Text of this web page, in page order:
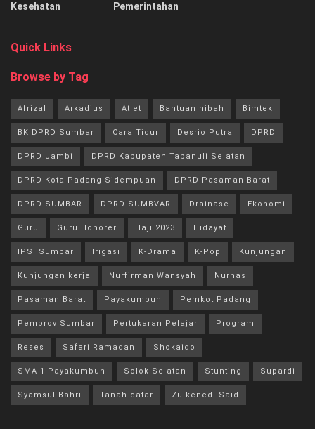
Kesehatan
Pemerintahan
Quick Links
Browse by Tag
Afrizal Arkadius Atlet Bantuan hibah Bimtek
BK DPRD Sumbar Cara Tidur Desrio Putra DPRD
DPRD Jambi DPRD Kabupaten Tapanuli Selatan
DPRD Kota Padang Sidempuan DPRD Pasaman Barat
DPRD SUMBAR DPRD SUMBVAR Drainase Ekonomi
Guru Guru Honorer Haji 2023 Hidayat
IPSI Sumbar Irigasi K-Drama K-Pop Kunjungan
Kunjungan kerja Nurfirman Wansyah Nurnas
Pasaman Barat Payakumbuh Pemkot Padang
Pemprov Sumbar Pertukaran Pelajar Program
Reses Safari Ramadan Shokaido
SMA 1 Payakumbuh Solok Selatan Stunting Supardi
Syamsul Bahri Tanah datar Zulkenedi Said